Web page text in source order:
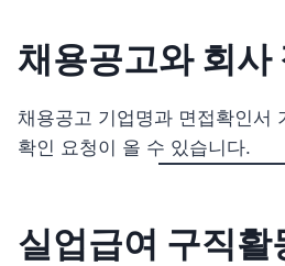
채용공고와 회사
채용공고 기업명과 면접확인서
확인 요청이 올 수 있습니다.
실업급여 구직활